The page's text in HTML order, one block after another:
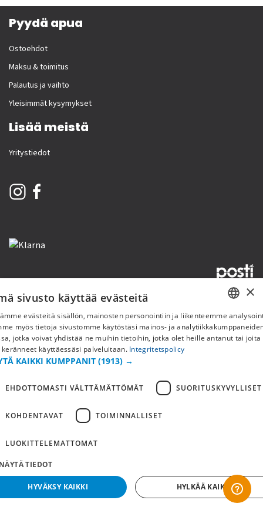
Pyydä apua
Ostoehdot
Maksu & toimitus
Palautus ja vaihto
Yleisimmät kysymykset
Lisää meistä
Yritystiedot
Copyright © 2019 This site is Licensed to 377 Sport AB TietosuojakäytäntöEvästeet
FI
×
sivusto käyttää evästeitä
evästeitä sisällön, mainosten personointiin ja liikenteemme
myös tietoja sivustomme käytöstäsi mainos- ja
jotka voivat yhdistää ne muihin tietoihin, jotka olet heille antanut tai joita
keränneet käyttäessäsi palveluitaan. Integritetspolicy
KAIKKI KUMPPANIT (1913) →
EHDOTTOMASTI VÄLTTÄMÄTTÖMÄT SUORITUSKYVYLLISET
KOHDENTAVAT TOIMINNALLISET
LUOKITTELEMATTOMAT
TIEDOT
HYVÄKSY KAIKKI HYLKÄÄ KAIKKI